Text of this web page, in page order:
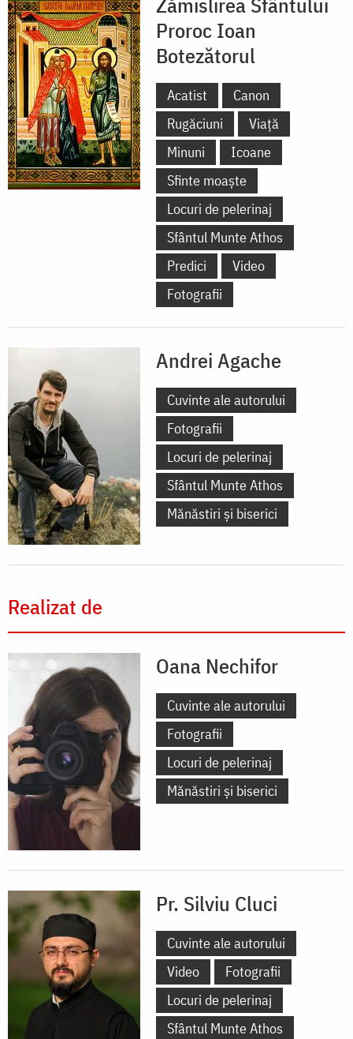
Proroc Ioan
Botezătorul
Acatist
Canon
Rugăciuni
Viață
Minuni
Icoane
Sfinte moaște
Locuri de pelerinaj
Sfântul Munte Athos
Predici
Video
Fotografii
Andrei Agache
Cuvinte ale autorului
Fotografii
Locuri de pelerinaj
Sfântul Munte Athos
Mănăstiri și biserici
Realizat de
Oana Nechifor
Cuvinte ale autorului
Fotografii
Locuri de pelerinaj
Mănăstiri și biserici
Pr. Silviu Cluci
Cuvinte ale autorului
Video
Fotografii
Locuri de pelerinaj
Sfântul Munte Athos